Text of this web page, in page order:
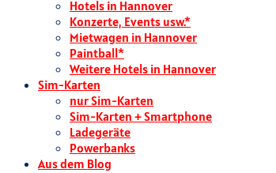
Hotels in Hannover
Konzerte, Events usw.*
Mietwagen in Hannover
Paintball*
Weitere Hotels in Hannover
Sim-Karten
nur Sim-Karten
Sim-Karten + Smartphone
Ladegeräte
Powerbanks
Aus dem Blog